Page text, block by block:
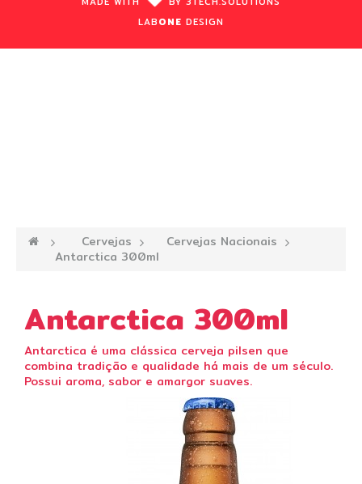
LABONE DESIGN
—› Cervejas —›
Cervejas Nacionais
Antarctica 300ml
Antarctica 300ml
Antarctica é uma clássica cerveja pilsen que
combina tradição e qualidade há mais de um século.
Possui aroma, sabor e amargor suaves.